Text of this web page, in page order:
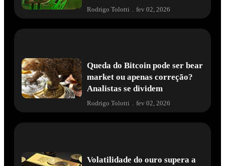
Rodrigo Tolotti fev 02, 2026
Queda do Bitcoin pode ser bear
market ou apenas correção?
Analistas se dividem
Rodrigo Tolotti . fev 02, 2026
Volatilidade do ouro supera a